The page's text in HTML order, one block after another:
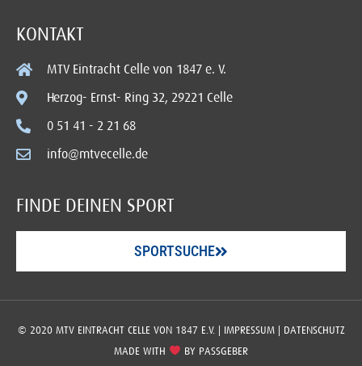
KONTAKT
MTV Eintracht Celle von 1847 e. V.
Herzog- Ernst- Ring 32, 29221 Celle
0 51 41 - 2 21 68
info@mtvecelle.de
FINDE DEINEN SPORT
SPORTSUCHE
© 2020 MTV EINTRACHT CELLE VON 1847 E.V. | IMPRESSUM| DATENSCHUTZ
MADE WITH
BY PASSGEBER